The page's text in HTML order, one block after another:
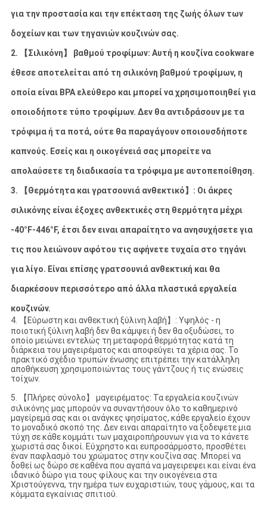
για την προστασία και την επέκταση της ζωής όλων των
δοχείων και των τηγανιών κουζινών σας.
2. 【Σιλικόνη】 βαθμού τροφίμων: Αυτή η κουζίνα cookware
έθεσε αποτελείται από τη σιλικόνη βαθμού τροφίμων, η
οποία είναι BPA ελεύθερο και μπορεί να χρησιμοποιηθεί για
οποιοδήποτε τύπο τροφίμων. Δεν θα αντιδράσουν με τα
τρόφιμα ή τα ποτά, ούτε θα παραγάγουν οποιουσδήποτε
καπνούς. Εσείς και η οικογένειά σας μπορείτε να
απολαύσετε τη διαδικασία τα τρόφιμα με αυτοπεποίθηση.
3. 【Θερμότητα και γρατσουνιά ανθεκτικό】: Οι άκρες
σιλικόνης είναι έξοχες ανθεκτικές στη θερμότητα μέχρι
-40°F-446°F, έτσι δεν ειναι απαραίτητο να ανησυχήσετε για
τις που λειώνουν αφότου τις αφήνετε τυχαία στο τηγάνι
για λίγο. Είναι επίσης γρατσουνιά ανθεκτική και θα
διαρκέσουν περισσότερο από άλλα πλαστικά εργαλεία
κουζινών.
4. 【Εύρωστη και ανθεκτική ξύλινη λαβή】: Υψηλός - η
ποιοτική ξύλινη λαβή δεν θα κάμψει ή δεν θα οξυδώσει, το
οποίο μειώνει εντελώς τη μεταφορά θερμότητας κατά τη
διάρκεια του μαγειρέματος και αποφεύγει τα χέρια σας. Το
πρακτικό σχέδιο τρυπών ένωσης επιτρέπει την κατάλληλη
αποθήκευση χρησιμοποιώντας τους γάντζους ή τις ενώσεις
τοίχων.
5. 【Πλήρες σύνολο】 μαγειρέματος: Τα εργαλεία κουζινών
σιλικόνης μας μπορούν να συναντήσουν όλο το καθημερινό
μαγείρεμά σας και οι ανάγκες ψησίματος, κάθε εργαλείο έχουν
το μοναδικό σκοπό της. Δεν ειναι απαραίτητο να ξοδεψετε μια
τύχη σε κάθε κομμάτι των μαχαιροπήρουνων για να το κάνετε
χωριστά σας δικοί. Εύχρηστο και ευπροσάρμοστο, προσθέτει
έναν παφλασμό του χρώματος στην κουζίνα σας. Μπορεί να
δοθεί ως δώρο σε καθένα που αγαπά να μαγειρεψει και είναι ένα
ιδανικό δώρο για τους φίλους και την οικογένεια στα
Χριστούγεννα, την ημέρα των ευχαριστιών, τους γάμους, και τα
κόμματα εγκαίνιας σπιτιού.